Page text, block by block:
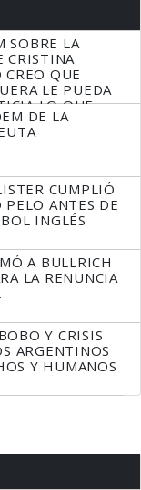
SOBRE LA
CRISTINA
QUE
LE PUEDA
LO QUE
DE LA
CUMPLIÓ
ANTES DE
INGLÉS
A BULLRICH
LA RENUNCIA
Y CRISIS
ARGENTINOS
Y HUMANOS